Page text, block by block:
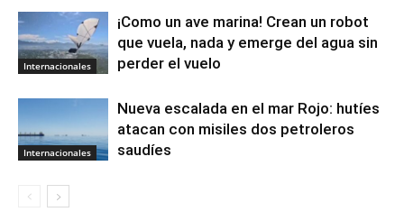
Internacionales
¡Como un ave marina! Crean un robot
que vuela, nada y emerge del agua sin
perder el vuelo
Internacionales
Nueva escalada en el mar Rojo: hutíes
atacan con misiles dos petroleros
saudíes